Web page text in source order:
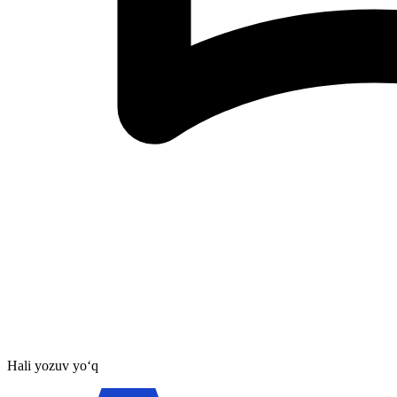
Hali yozuv yo‘q